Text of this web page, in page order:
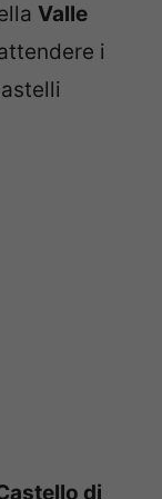
Valle
i
di